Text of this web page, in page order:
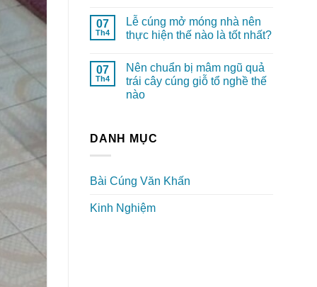
07
Th4
Lễ cúng mở móng nhà nên
thực hiện thế nào là tốt nhất?
07
Th4
Nên chuẩn bị mâm ngũ quả
trái cây cúng giỗ tổ nghề thế
nào
DANH MỤC
Bài Cúng Văn Khấn
Kinh Nghiệm